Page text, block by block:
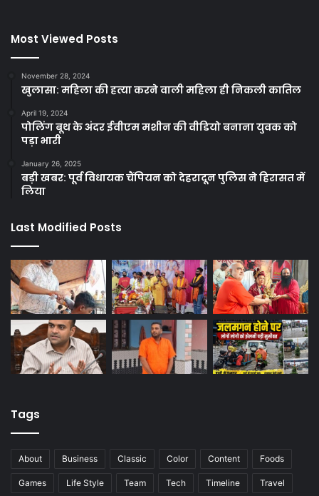
Most Viewed Posts
November 28, 2024
खुलासा: महिला की हत्या करने वाली महिला ही निकली कातिल
April 19, 2024
पोलिंग बूथ के अंदर ईवीएम मशीन की वीडियो बनाना युवक को
पड़ा भारी
January 26, 2025
बड़ी खबर: पूर्व विधायक चैंपियन को देहरादून पुलिस ने हिरासत में
लिया
Last Modified Posts
Tags
About Business Classic Color Content Foods
Games Life Style Team Tech Timeline Travel